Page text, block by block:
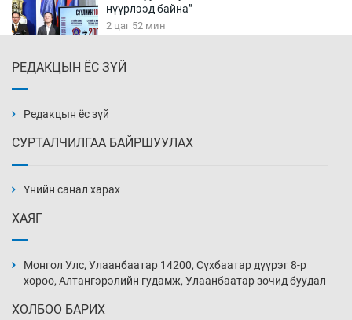
нүүрлээд байна”
2 цаг 52 мин
3 цаг 22 мин
3 цаг 52 мин
4 цаг 22 мин
РЕДАКЦЫН ЁС ЗҮЙ
Редакцын ёс зүй
СУРТАЛЧИЛГАА БАЙРШУУЛАХ
Үнийн санал харах
ХАЯГ
Монгол Улс, Улаанбаатар 14200, Сүхбаатар дүүрэг 8-р
хороо, Алтангэрэлийн гудамж, Улаанбаатар зочид буудал
ХОЛБОО БАРИХ